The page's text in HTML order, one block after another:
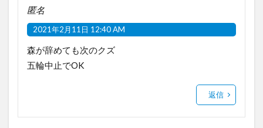
匿名
2021年2月11日 12:40 AM
森が辞めても次のクズ
五輪中止でOK
返信